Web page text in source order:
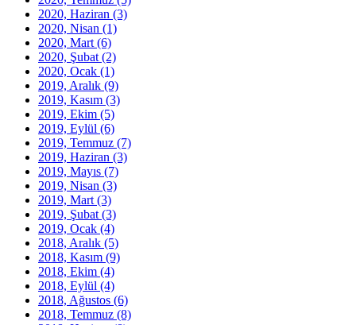
2020, Haziran (3)
2020, Nisan (1)
2020, Mart (6)
2020, Şubat (2)
2020, Ocak (1)
2019, Aralık (9)
2019, Kasım (3)
2019, Ekim (5)
2019, Eylül (6)
2019, Temmuz (7)
2019, Haziran (3)
2019, Mayıs (7)
2019, Nisan (3)
2019, Mart (3)
2019, Şubat (3)
2019, Ocak (4)
2018, Aralık (5)
2018, Kasım (9)
2018, Ekim (4)
2018, Eylül (4)
2018, Ağustos (6)
2018, Temmuz (8)